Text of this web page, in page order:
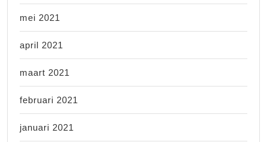
mei 2021
april 2021
maart 2021
februari 2021
januari 2021